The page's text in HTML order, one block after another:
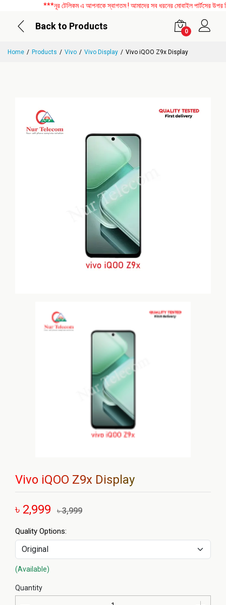
***নূর টেলিকম এ আপনাকে স্বাগতম ! আমাদের সব ধরনের মোবাইল পার্টসের উপর
Back to Products
0
Home Products Vivo Vivo Display Vivo iQOO Z9x Display
Vivo iQOO Z9x Display
৳ 2,999 ৳ 3,999
Quality Options:
(Available)
Quantity